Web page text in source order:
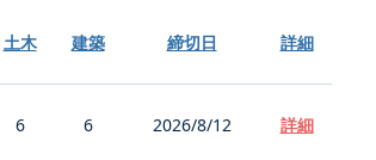
土木 建築 締切日 詳細
6 6 2026/8/12 詳細